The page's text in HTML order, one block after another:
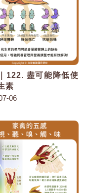
122. 盡可能降低使
素
06